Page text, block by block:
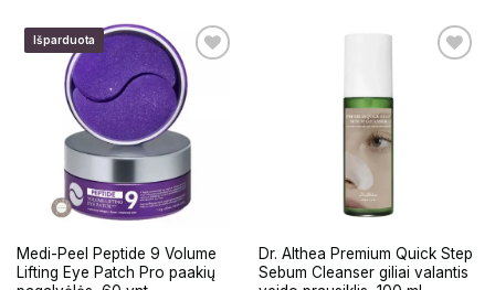
Išparduota
Medi-Peel Peptide 9 Volume
Lifting Eye Patch Pro paakių
Dr. Althea Premium Quick Step
Sebum Cleanser giliai valantis